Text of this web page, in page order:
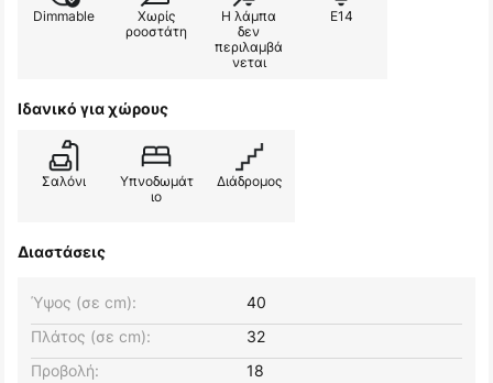
Dimmable
Χωρίς
ροοστάτη
Η λάμπα
δεν
περιλαμβά
νεται
E14
Ιδανικό για χώρους
Σαλόνι
Υπνοδωμάτ
ιο
Διάδρομος
Διαστάσεις
Πλάτος (σε cm): 32
Ύψος (σε cm): 40
Προβολή: 18